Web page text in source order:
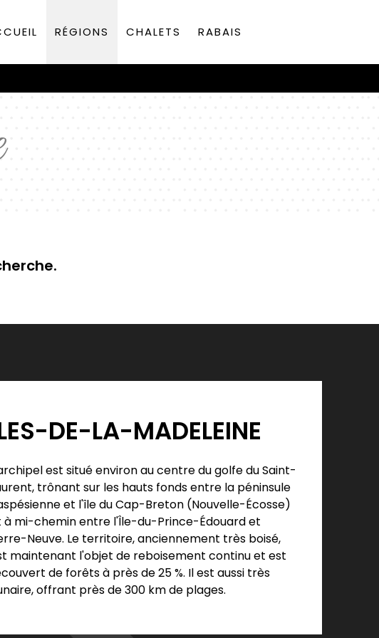
RÉGIONS CHALETS RABAIS
DE-LA-MADELEINE
est situé environ au centre du golfe du Saint-
trônant sur les hauts fonds entre la péninsule
et l'île du Cap-Breton (Nouvelle-Écosse)
à mi-chemin entre l'Île-du-Prince-Édouard et
Neuve. Le territoire, anciennement très boisé,
maintenant l'objet de reboisement continu et est
de forêts à près de 25 %. Il est aussi très
offrant près de 300 km de plages.